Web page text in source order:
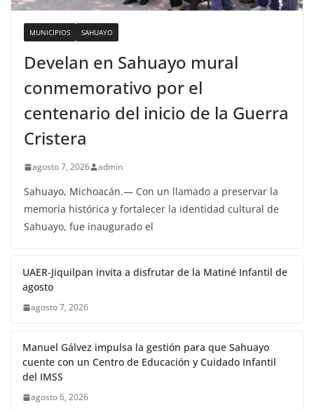
MUNICIPIOS SAHUAYO
Develan en Sahuayo mural
conmemorativo por el
centenario del inicio de la Guerra
Cristera
agosto 7, 2026 admin
Sahuayo, Michoacán.— Con un llamado a preservar la
memoria histórica y fortalecer la identidad cultural de
Sahuayo, fue inaugurado el
UAER-Jiquilpan invita a disfrutar de la Matiné Infantil de
agosto
agosto 7, 2026
Manuel Gálvez impulsa la gestión para que Sahuayo
cuente con un Centro de Educación y Cuidado Infantil
del IMSS
agosto 6, 2026